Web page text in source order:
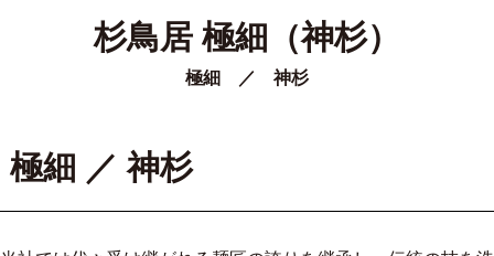
杉鳥居 極細（神杉）
極細 ／ 神杉
極細 ／ 神杉